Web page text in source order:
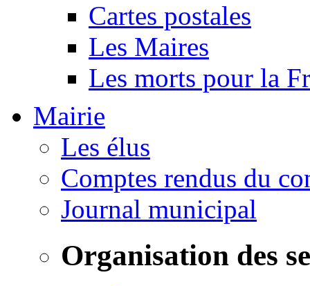
Cartes postales
Les Maires
Les morts pour la
Mairie
Les élus
Comptes rendus du
Journal municipal
Organisation des